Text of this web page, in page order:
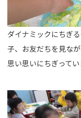
ダイナミックにちぎ
子、お友だちを見な
思い思いにちぎってい